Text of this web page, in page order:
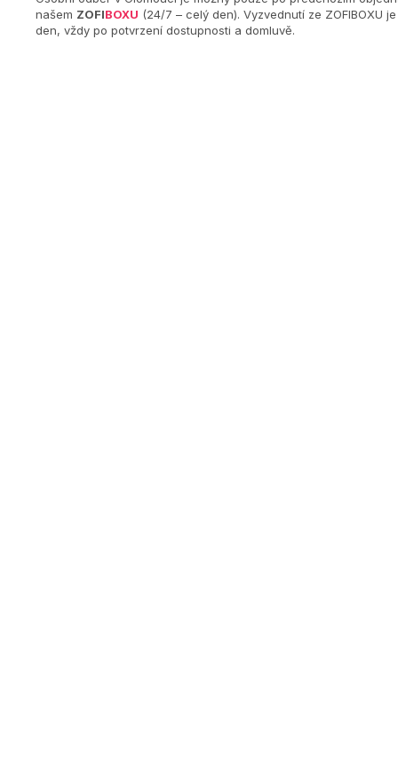
našem ZOFIBOXU (24/7 – celý den). Vyzvednutí ze ZOFIBOXU
den, vždy po potvrzení dostupnosti a domluvě.